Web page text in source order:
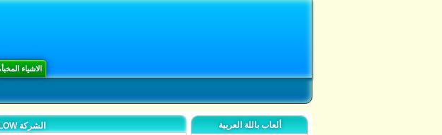
الاشياء
مباريات من قبل HARMONIC FLOW الشركة
ألعاب باللة العربية